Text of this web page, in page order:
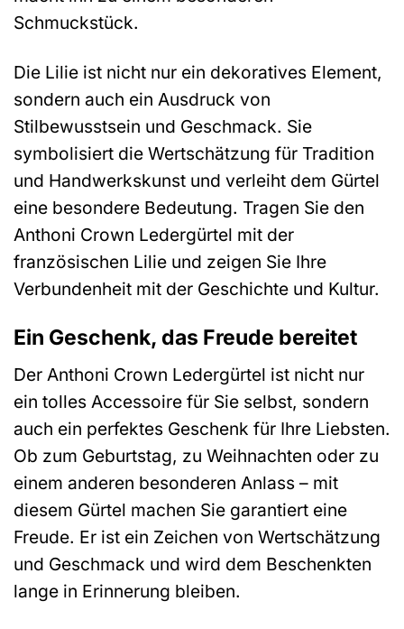
Schmuckstück.
Die Lilie ist nicht nur ein dekoratives Element,
sondern auch ein Ausdruck von
Stilbewusstsein und Geschmack. Sie
symbolisiert die Wertschätzung für Tradition
und Handwerkskunst und verleiht dem Gürtel
eine besondere Bedeutung. Tragen Sie den
Anthoni Crown Ledergürtel mit der
französischen Lilie und zeigen Sie Ihre
Verbundenheit mit der Geschichte und Kultur.
Ein Geschenk, das Freude bereitet
Der Anthoni Crown Ledergürtel ist nicht nur
ein tolles Accessoire für Sie selbst, sondern
auch ein perfektes Geschenk für Ihre Liebsten.
Ob zum Geburtstag, zu Weihnachten oder zu
einem anderen besonderen Anlass – mit
diesem Gürtel machen Sie garantiert eine
Freude. Er ist ein Zeichen von Wertschätzung
und Geschmack und wird dem Beschenkten
lange in Erinnerung bleiben.